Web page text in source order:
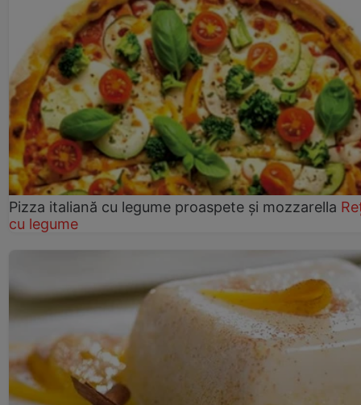
Pizza italiană cu legume proaspete și mozzarella
cu legume